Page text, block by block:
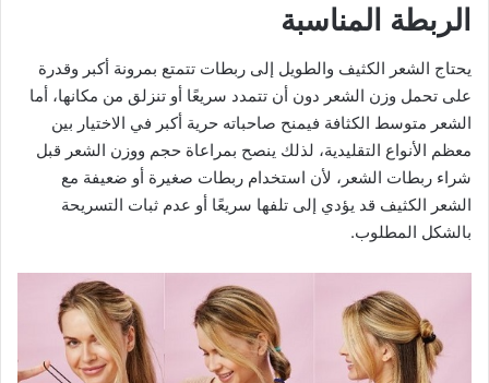
الربطة المناسبة
يحتاج الشعر الكثيف والطويل إلى ربطات تتمتع بمرونة أكبر وقدرة
على تحمل وزن الشعر دون أن تتمدد سريعًا أو تنزلق من مكانها، أما
الشعر متوسط الكثافة فيمنح صاحباته حرية أكبر في الاختيار بين
معظم الأنواع التقليدية، لذلك ينصح بمراعاة حجم ووزن الشعر قبل
شراء ربطات الشعر، لأن استخدام ربطات صغيرة أو ضعيفة مع
الشعر الكثيف قد يؤدي إلى تلفها سريعًا أو عدم ثبات التسريحة
بالشكل المطلوب.